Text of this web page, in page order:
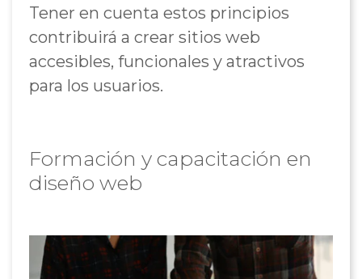
Tener en cuenta estos principios
contribuirá a crear sitios web
accesibles, funcionales y atractivos
para los usuarios.
Formación y capacitación en
diseño web